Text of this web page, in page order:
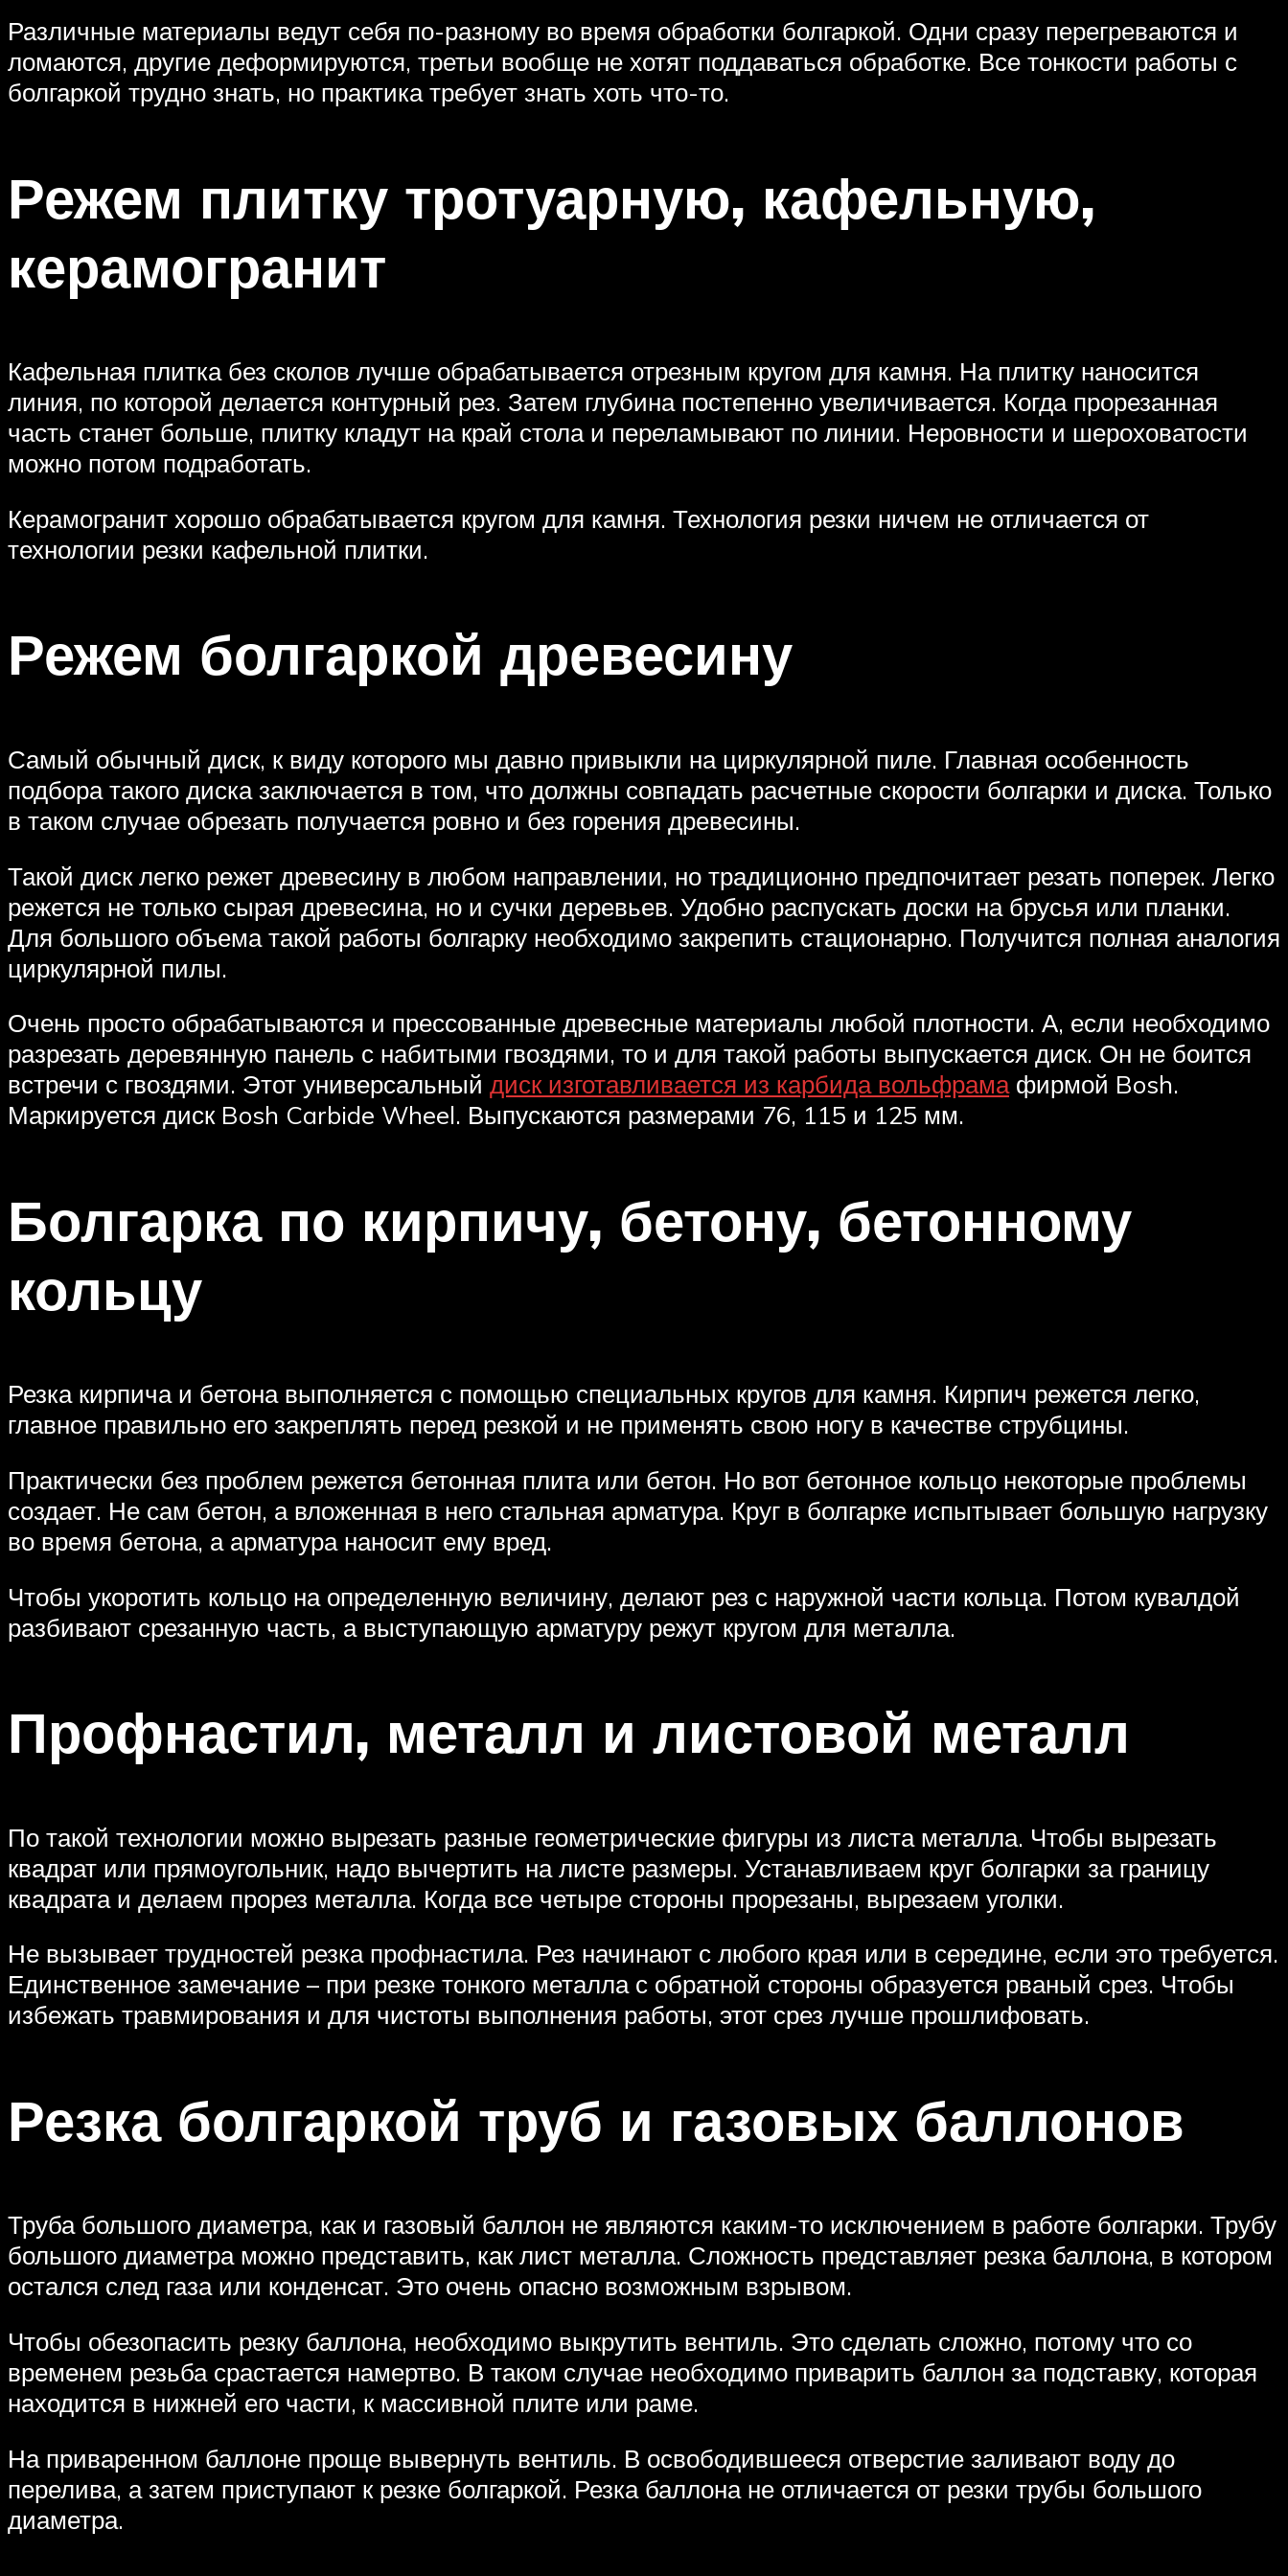
Различные материалы ведут себя по-разному во время обработки болгаркой. Одни сразу перегреваются и
ломаются, другие деформируются, третьи вообще не хотят поддаваться обработке. Все тонкости работы с
болгаркой трудно знать, но практика требует знать хоть что-то.
Режем плитку тротуарную, кафельную,
керамогранит
Кафельная плитка без сколов лучше обрабатывается отрезным кругом для камня. На плитку наносится
линия, по которой делается контурный рез. Затем глубина постепенно увеличивается. Когда прорезанная
часть станет больше, плитку кладут на край стола и переламывают по линии. Неровности и шероховатости
можно потом подработать.
Керамогранит хорошо обрабатывается кругом для камня. Технология резки ничем не отличается от
технологии резки кафельной плитки.
Режем болгаркой древесину
Самый обычный диск, к виду которого мы давно привыкли на циркулярной пиле. Главная особенность
подбора такого диска заключается в том, что должны совпадать расчетные скорости болгарки и диска. Только
в таком случае обрезать получается ровно и без горения древесины.
Такой диск легко режет древесину в любом направлении, но традиционно предпочитает резать поперек. Легко
режется не только сырая древесина, но и сучки деревьев. Удобно распускать доски на брусья или планки.
Для большого объема такой работы болгарку необходимо закрепить стационарно. Получится полная аналогия
циркулярной пилы.
Очень просто обрабатываются и прессованные древесные материалы любой плотности. А, если необходимо
разрезать деревянную панель с набитыми гвоздями, то и для такой работы выпускается диск. Он не боится
встречи с гвоздями. Этот универсальный диск изготавливается из карбида вольфрамафирмой Bosh.
Маркируется диск Bosh Carbide Wheel. Выпускаются размерами 76, 115 и 125 мм.
Болгарка по кирпичу, бетону, бетонному
кольцу
Резка кирпича и бетона выполняется с помощью специальных кругов для камня. Кирпич режется легко,
главное правильно его закреплять перед резкой и не применять свою ногу в качестве струбцины.
Практически без проблем режется бетонная плита или бетон. Но вот бетонное кольцо некоторые проблемы
создает. Не сам бетон, а вложенная в него стальная арматура. Круг в болгарке испытывает большую нагрузку
во время бетона, а арматура наносит ему вред.
Чтобы укоротить кольцо на определенную величину, делают рез с наружной части кольца. Потом кувалдой
разбивают срезанную часть, а выступающую арматуру режут кругом для металла.
Профнастил, металл и листовой металл
По такой технологии можно вырезать разные геометрические фигуры из листа металла. Чтобы вырезать
квадрат или прямоугольник, надо вычертить на листе размеры. Устанавливаем круг болгарки за границу
квадрата и делаем прорез металла. Когда все четыре стороны прорезаны, вырезаем уголки.
Не вызывает трудностей резка профнастила. Рез начинают с любого края или в середине, если это требуется.
Единственное замечание – при резке тонкого металла с обратной стороны образуется рваный срез. Чтобы
избежать травмирования и для чистоты выполнения работы, этот срез лучше прошлифовать.
Резка болгаркой труб и газовых баллонов
Труба большого диаметра, как и газовый баллон не являются каким-то исключением в работе болгарки. Трубу
большого диаметра можно представить, как лист металла. Сложность представляет резка баллона, в котором
остался след газа или конденсат. Это очень опасно возможным взрывом.
Чтобы обезопасить резку баллона, необходимо выкрутить вентиль. Это сделать сложно, потому что со
временем резьба срастается намертво. В таком случае необходимо приварить баллон за подставку, которая
находится в нижней его части, к массивной плите или раме.
На приваренном баллоне проще вывернуть вентиль. В освободившееся отверстие заливают воду до
перелива, а затем приступают к резке болгаркой. Резка баллона не отличается от резки трубы большого
диаметра.